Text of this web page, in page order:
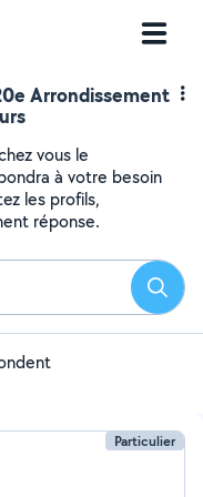
Arrondissement
vous le
à votre besoin
les profils,
réponse.
Particulier